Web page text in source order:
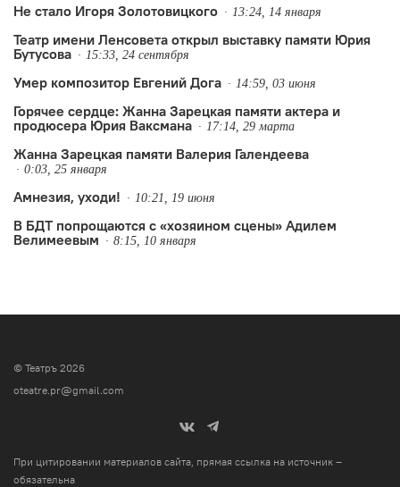
Не стало Игоря Золотовицкого 13:24, 14 января
Театр имени Ленсовета открыл выставку памяти Юрия
Бутусова
15:33, 24 сентября
Умер композитор Евгений Дога 14:59, 03 июня
Горячее сердце: Жанна Зарецкая памяти актера и
продюсера Юрия Ваксмана
17:14, 29 марта
Жанна Зарецкая памяти Валерия Галендеева
0:03, 25 января
Амнезия, уходи! 10:21, 19 июня
В БДТ попрощаются с «хозяином сцены» Адилем
Велимеевым
8:15, 10 января
© Театръ 2026
oteatre.pr@gmail.com
При цитировании материалов сайта, прямая ссылка на источник –
обязательна